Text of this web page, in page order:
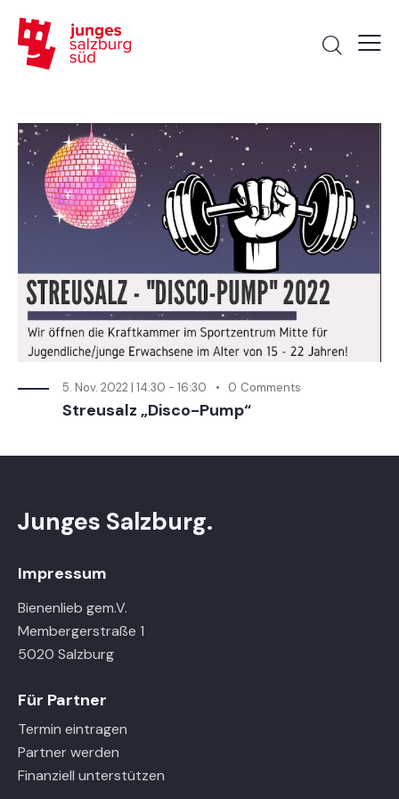
5. Nov. 2022 | 14:30 - 16:30 0 Comments
Streusalz „Disco-Pump“
Junges Salzburg.
Impressum
Bienenlieb gem.V.
Membergerstraße 1
5020 Salzburg
Für Partner
Termin eintragen
Partner werden
Finanziell unterstützen